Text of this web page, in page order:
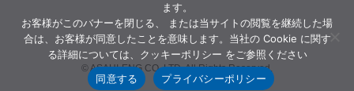
© ASAHI-ENG CO.,LTD. All Rights Reserved.
ます。
お客様がこのバナーを閉じる、 または当サイトの閲覧を継続した場
合は、お客様が同意したことを意味します。当社の Cookie に関す
る詳細については、クッキーポリシー をご参照ください
同意する
プライバシーポリシー